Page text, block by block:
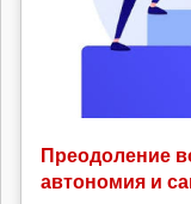
Преодоление
автономия и